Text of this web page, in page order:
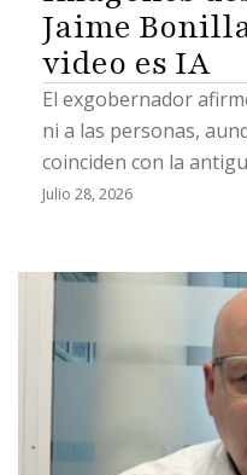
Jaime
video es IA
El exgobernador
ni a las personas,
coinciden con la
Mexicali
Julio 28, 2026